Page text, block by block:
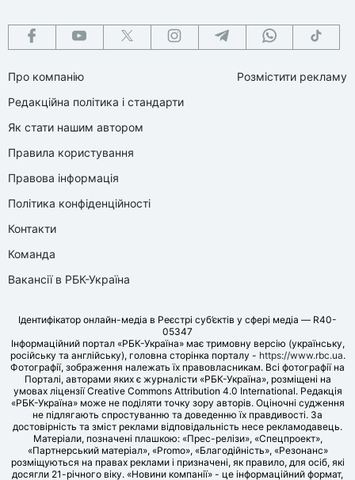
Про компанію
Редакційна політика і стандарти
Як стати нашим автором
Правила користування
Правова інформація
Політика конфіденційності
Контакти
Команда
Вакансії в РБК-Україна
Розмістити рекламу
Ідентифікатор онлайн-медіа в Реєстрі суб’єктів у сфері медіа — R40-
05347
Інформаційний портал «РБК-Україна» має тримовну версію (українську,
російську та англійську), головна сторінка порталу - https://www.rbc.ua.
Фотографії, зображення належать їх правовласникам. Всі фотографії на
Порталі, авторами яких є журналісти «РБК-Україна», розміщені на
умовах ліцензії Creative Commons Attribution 4.0 International. Редакція
«РБК-Україна» може не поділяти точку зору авторів. Оціночні судження
не підлягають спростуванню та доведенню їх правдивості. За
достовірність та зміст реклами відповідальність несе рекламодавець.
Матеріали, позначені плашкою: «Прес-релізи», «Спецпроект»,
«Партнерський матеріал», «Promo», «Благодійність», «Резонанс»
розміщуються на правах реклами і призначені, як правило, для осіб, які
досягли 21-річного віку. «Новини компанії» - це інформаційний формат,